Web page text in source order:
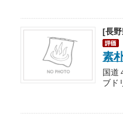
[長
素
ブド